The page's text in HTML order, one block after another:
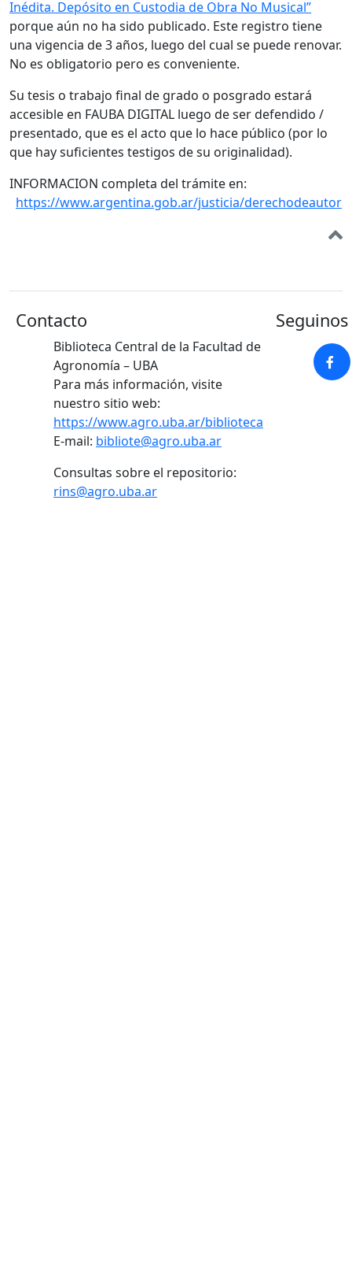
Inédita. Depósito en Custodia de Obra No Musical”
porque aún no ha sido publicado. Este registro tiene
una vigencia de 3 años, luego del cual se puede renovar.
No es obligatorio pero es conveniente.
Su tesis o trabajo final de grado o posgrado estará
accesible en FAUBA DIGITAL luego de ser defendido /
presentado, que es el acto que lo hace público (por lo
que hay suficientes testigos de su originalidad).
INFORMACION completa del trámite en:
https://www.argentina.gob.ar/justicia/derechodeautor
Contacto
Biblioteca Central de la Facultad de
Agronomía – UBA
Para más información, visite
nuestro sitio web:
https://www.agro.uba.ar/biblioteca
E-mail: bibliote@agro.uba.ar
Consultas sobre el repositorio:
rins@agro.uba.ar